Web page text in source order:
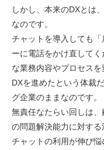
しかし、本来のDXとは
なのです。
チャットを導入しても
ーに電話をかけ直して
な業務内容やプロセスを
DXを進めたという体裁
グ企業のままなのです。
無責任なたらい回しは
の問題解決能力に対す
チャットの利用が伸び悩